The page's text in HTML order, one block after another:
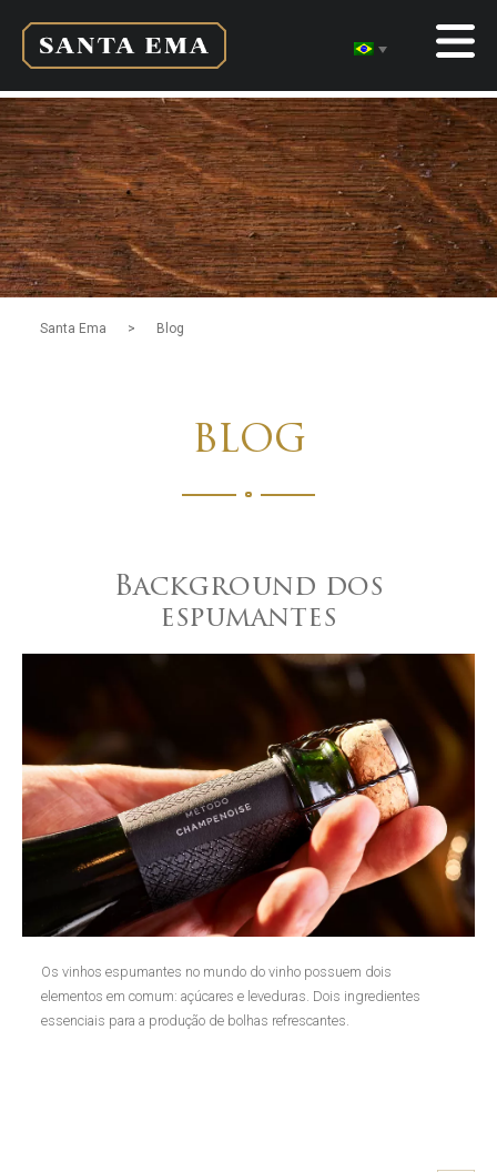
Santa Ema > Blog
BLOG
Background dos
espumantes
Os vinhos espumantes no mundo do vinho possuem dois
elementos em comum: açúcares e leveduras. Dois ingredientes
essenciais para a produção de bolhas refrescantes.